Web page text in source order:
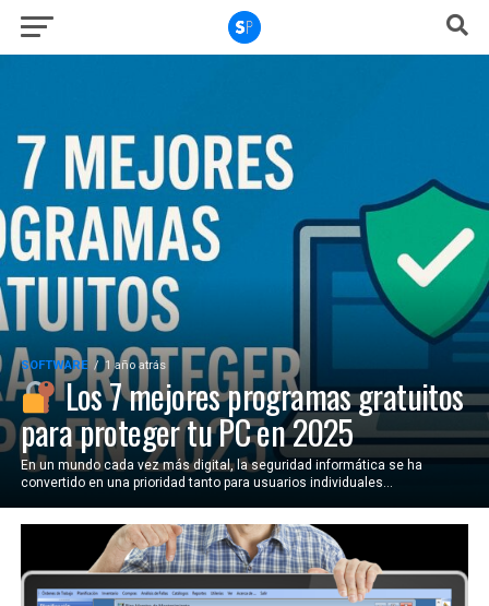
SOFTWARE 1 año atrás
Los 7 mejores programas gratuitos
para proteger tu PC en 2025
En un mundo cada vez más digital, la seguridad informática se ha
convertido en una prioridad tanto para usuarios individuales...